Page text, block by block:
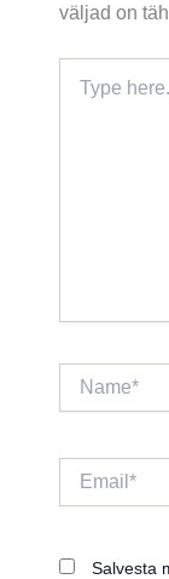
väljad on
here..
Salvesta